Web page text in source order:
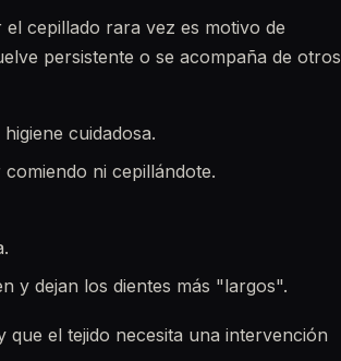
cepillado rara vez es motivo de
persistente o se acompaña de otros
cuidadosa.
comiendo ni cepillándote.
y dejan los dientes más "largos".
que el tejido necesita una intervención